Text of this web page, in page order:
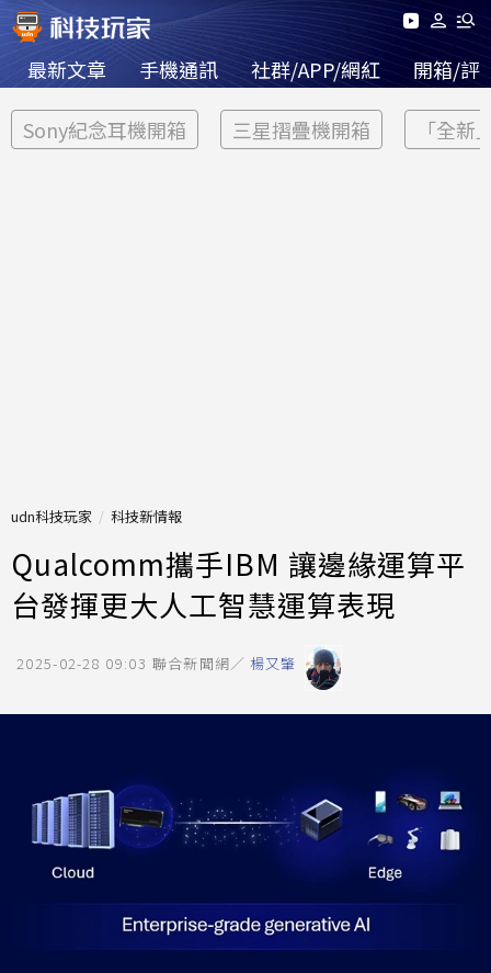
最新文章 手機通訊 社群/APP/網紅 開箱/評
Sony紀念耳機開箱 三星摺疊機開箱 「全新
udn科技玩家 科技新情報
Qualcomm攜手IBM 讓邊緣運算平
台發揮更大人工智慧運算表現
2025-02-28 09:03 聯合新聞網／ 楊又肇